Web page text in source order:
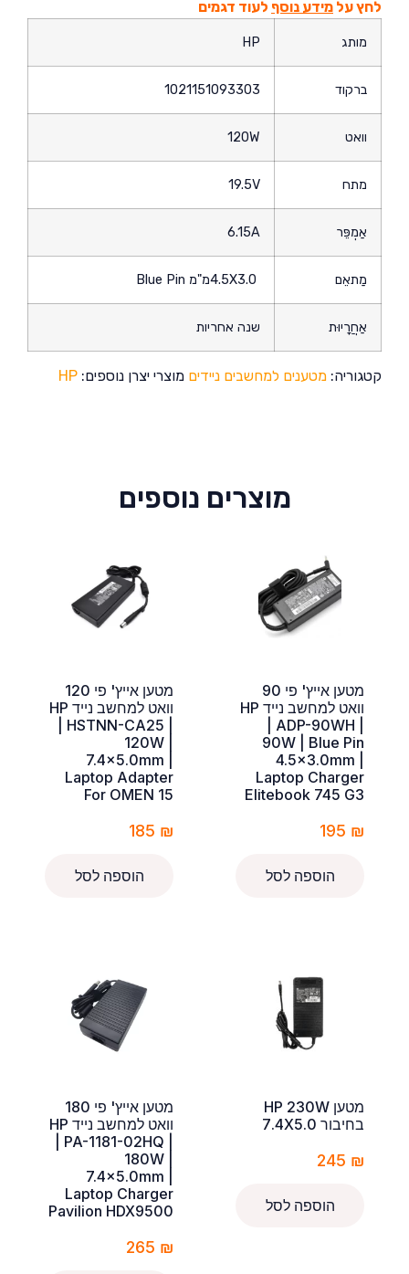
לחץ על מידע נוסף לעוד דגמים
מותג HP
ברקוד 1021151093303
וואט 120W
מתח 19.5V
אַמְפֵּר 6.15A
מַתאֵם 4.5X3.0מ"מ Blue Pin
אַחֲרָיוּת שנה אחריות
קטגוריה: מטענים למחשבים ניידים מוצרי יצרן נוספים: HP
מוצרים נוספים
מטען אייץ' פי 90
וואט למחשב נייד HP
| ADP-90WH |
90W | Blue Pin
4.5×3.0mm |
Laptop Charger
Elitebook 745 G3
195 ₪
הוספה לסל
מטען אייץ' פי 120
וואט למחשב נייד HP
| HSTNN-CA25 |
120W |
7.4×5.0mm |
Laptop Adapter
For OMEN 15
185 ₪
הוספה לסל
מטען HP 230W
בחיבור 7.4X5.0
245 ₪
הוספה לסל
מטען אייץ' פי 180
וואט למחשב נייד HP
| PA-1181-02HQ |
180W |
7.4×5.0mm |
Laptop Charger
Pavilion HDX9500
265 ₪